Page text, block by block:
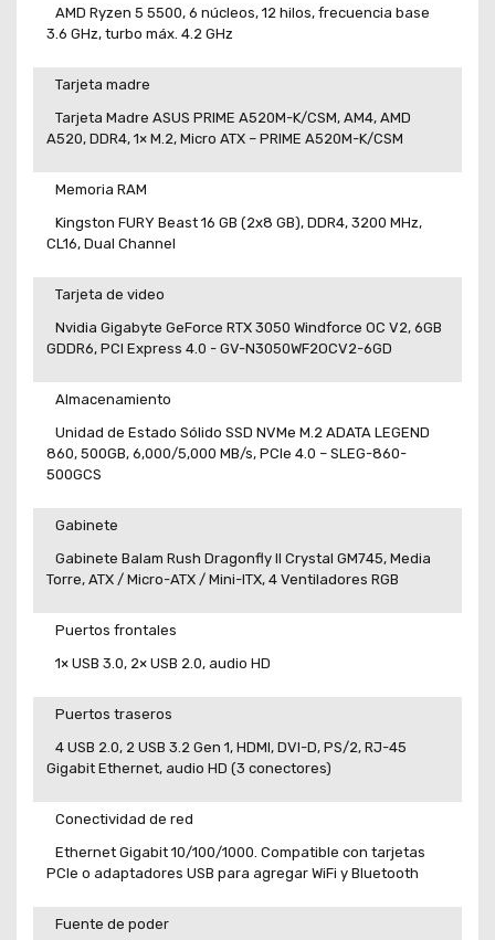
AMD Ryzen 5 5500, 6 núcleos, 12 hilos, frecuencia base
3.6 GHz, turbo máx. 4.2 GHz
Tarjeta madre
Tarjeta Madre ASUS PRIME A520M-K/CSM, AM4, AMD
A520, DDR4, 1× M.2, Micro ATX – PRIME A520M-K/CSM
Memoria RAM
Kingston FURY Beast 16 GB (2x8 GB), DDR4, 3200 MHz,
CL16, Dual Channel
Tarjeta de video
Nvidia Gigabyte GeForce RTX 3050 Windforce OC V2, 6GB
GDDR6, PCI Express 4.0 - GV-N3050WF2OCV2-6GD
Almacenamiento
Unidad de Estado Sólido SSD NVMe M.2 ADATA LEGEND
860, 500GB, 6,000/5,000 MB/s, PCIe 4.0 – SLEG-860-
500GCS
Gabinete
Gabinete Balam Rush Dragonfly II Crystal GM745, Media
Torre, ATX / Micro-ATX / Mini-ITX, 4 Ventiladores RGB
Puertos frontales
1× USB 3.0, 2× USB 2.0, audio HD
Puertos traseros
4 USB 2.0, 2 USB 3.2 Gen 1, HDMI, DVI-D, PS/2, RJ-45
Gigabit Ethernet, audio HD (3 conectores)
Conectividad de red
Ethernet Gigabit 10/100/1000. Compatible con tarjetas
PCIe o adaptadores USB para agregar WiFi y Bluetooth
Fuente de poder